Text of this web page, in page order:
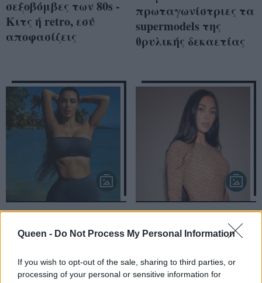
Queen - Do Not Process My Personal Information
If you wish to opt-out of the sale, sharing to third parties, or
processing of your personal or sensitive information for
σεξοβόμβες των 80s -
Κιτς ή retro, εσύ
αποφασίζεις
πρωταγωνίστριες τα
supermodels της
θρυλικής δεκαετίας
Η Kim Kardashian
κυκλοφορεί την νέα
μαγιό
Η Kim Kardashian
φόρεσε ένα ολόσωμο
stylish τρόπο